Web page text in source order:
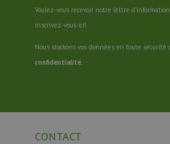
Voulez-vous recevoir notre lettre
inscrivez-vous ici!
Nous stockons vos données en toute sécurité
confidentialité.
CONTACT